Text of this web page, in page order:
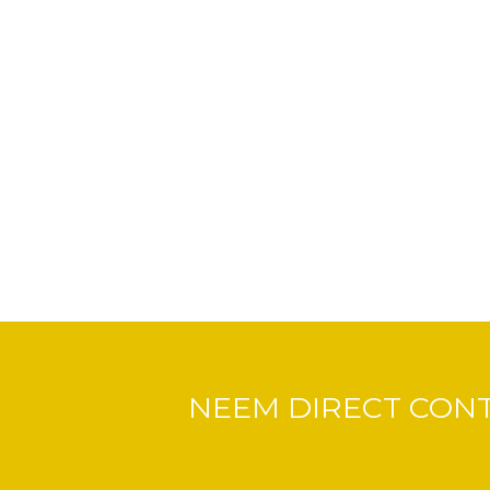
NEEM DIRECT